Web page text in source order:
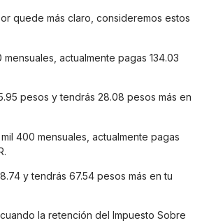
quede más claro, consideremos estos
mensuales, actualmente pagas 134.03
pesos y tendrás 28.08 pesos más en
400 mensuales, actualmente pagas
y tendrás 67.54 pesos más en tu
la retención del Impuesto Sobre